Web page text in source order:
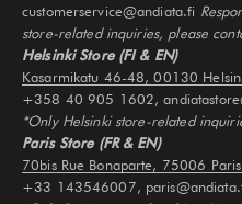
customerservice@andiata.fi
store-related inquiries, please
Helsinki Store (FI & EN)
Kasarmikatu 46-48, 00130
+358 40 905 1602,
*Only Helsinki store-related
Paris Store (FR & EN)
70bis Rue Bonaparte, 75006
+33 143546007,